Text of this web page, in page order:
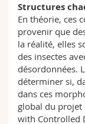
Structures
En théorie, ces
provenir que
la réalité, elles
des insectes
désordonnées.
déterminer si,
dans ces
global du projet
with Controlled